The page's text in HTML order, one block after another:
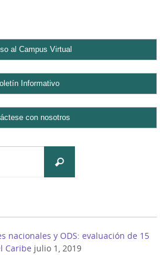
Buscar
nacionales y ODS: evaluación de 15
Caribe julio 1, 2019